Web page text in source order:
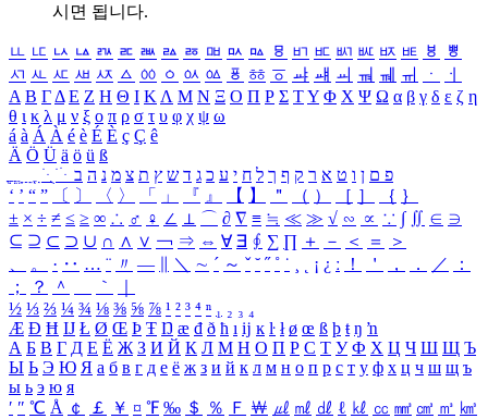
시면 됩니다.
ㅥ ㅦ ㅧ ㅨ ㅩ ㅪ ㅫ ㅬ ㅭ ㅮ ㅯ ㅰ ㅱ ㅲ ㅳ ㅴ ㅵ ㅶ ㅷ ㅸ
ㅹ
ㅺ ㅻ ㅼ ㅽ ㅾ ㅿ ㆀ ㆁ ㆂ ㆃ ㆄ ㆅ ㆆ ㆇ ㆈ ㆉ ㆊ ㆋ ㆌ ㆍ
ㆎ
Α Β ΓΔ Ε Ζ Η Θ Ι ΚΛ Μ Ν Ξ Ο Π Ρ Σ ΤΥ Φ Χ Ψ Ω α β γ δ ε ζ η
θ ι κ λ μ ν ξ ο π ρ σ τ υ φ χ ψ ω
á à Á À é è É È ç Ç ê
Ä Ö Ü ä ö ü ß
ִֶֹ ֻּ ׁׂ פ ם ן ו ט א ר ק ף ך ל ח י ע כ ג ד ש ץ ת צ מ נ ה ב
‘ ’ “ ” 〔 〕 〈 〉 「 」 『 』 【 】 ＂ （ ） ［ ］ ｛ ｝
± × ÷ ≠ ≤ ≥ ∞ ∴ ♂ ♀ ∠ ⊥ ⌒ ∂ ∇ ≡ ≒ ≪ ≫ √ ∽ ∝ ∵ ∫ ∬ ∈ ∋
⊆ ⊇ ⊂ ⊃ ∪ ∩ ∧ ∨ ￢ ⇒ ⇔ ∀ ∃ ∮ ∑ ∏ ＋ － ＜ ＝
＞
、
。 · ‥ … ¨ 〃 ― ＼ ∼ ´ ～ ˇ ˘ ˝ ˚ ˙ ¸ ¡ ¿ ː ！ ＇ ， ． ／
：
；
？ ＾ ｀
½ ⅓ ⅔ ¼ ¾ ⅛ ⅜ ⅝ ⅞ ¹ ² ³ ⁴ ⁿ ₁ ₂ ₃ ₄
Æ Ð Ħ Ĳ Ł Ø Œ Þ Ŧ Ŋ æ đ ð ħ ı ĳ ĸ ŀ ł ø œ ß þ ŧ ŋ ŉ
А Б В Г Д Е Ё Ж З И Й К Л М Н О П Р С Т У Ф Х Ц Ч Ш Щ Ъ
Ы Ь Э Ю Я а б в г д е ё ж з и й к л м н о п р с т у ф х ц ч ш щ ъ
ы ь э ю я
′ ″ ℃ Å ￠ ￡ ￥ ¤ ℉ ‰ ＄ ％ Ｆ ￦ ㎕ ㎖ ㎗ ℓ ㎘ ㏄ ㎣ ㎤ ㎥ ㎦